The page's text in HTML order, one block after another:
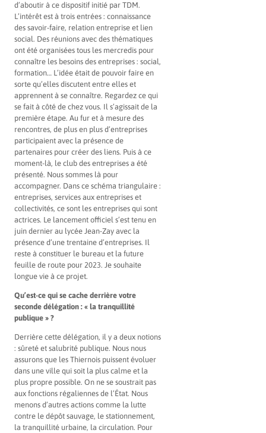
d’aboutir à ce dispositif initié par TDM.
L’intérêt est à trois entrées : connaissance
des savoir-faire, relation entreprise et lien
social. Des réunions avec des thématiques
ont été organisées tous les mercredis pour
connaître les besoins des entreprises : social,
formation… L’idée était de pouvoir faire en
sorte qu’elles discutent entre elles et
apprennent à se connaître. Regardez ce qui
se fait à côté de chez vous. Il s’agissait de la
première étape. Au fur et à mesure des
rencontres, de plus en plus d’entreprises
participaient avec la présence de
partenaires pour créer des liens. Puis à ce
moment-là, le club des entreprises a été
présenté. Nous sommes là pour
accompagner. Dans ce schéma triangulaire :
entreprises, services aux entreprises et
collectivités, ce sont les entreprises qui sont
actrices. Le lancement officiel s’est tenu en
juin dernier au lycée Jean-Zay avec la
présence d’une trentaine d’entreprises. Il
reste à constituer le bureau et la future
feuille de route pour 2023. Je souhaite
longue vie à ce projet.
Qu’est-ce qui se cache derrière votre
seconde délégation : « la tranquillité
publique » ?
Derrière cette délégation, il y a deux notions
: sûreté et salubrité publique. Nous nous
assurons que les Thiernois puissent évoluer
dans une ville qui soit la plus calme et la
plus propre possible. On ne se soustrait pas
aux fonctions régaliennes de l’État. Nous
menons d’autres actions comme la lutte
contre le dépôt sauvage, le stationnement,
la tranquillité urbaine, la circulation. Pour